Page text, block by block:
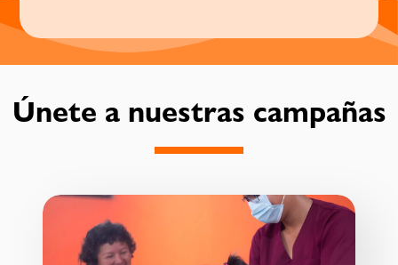
Únete a nuestras campañas